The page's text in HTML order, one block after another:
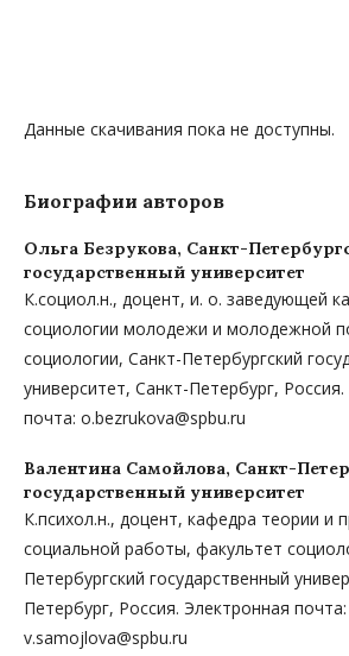
Данные скачивания пока не доступны.
Биографии авторов
Ольга Безрукова, Санкт-
государственный университет
К.социол.н., доцент, и. о. заведующей
социологии молодежи и молодежной
социологии, Санкт-Петербургский
университет, Санкт-Петербург,
почта: o.bezrukova@spbu.ru
Валентина Самойлова, Санкт-
государственный университет
К.психол.н., доцент, кафедра теории и
социальной работы, факультет
Петербургский государственный
Петербург, Россия. Электронная почта:
v.samojlova@spbu.ru